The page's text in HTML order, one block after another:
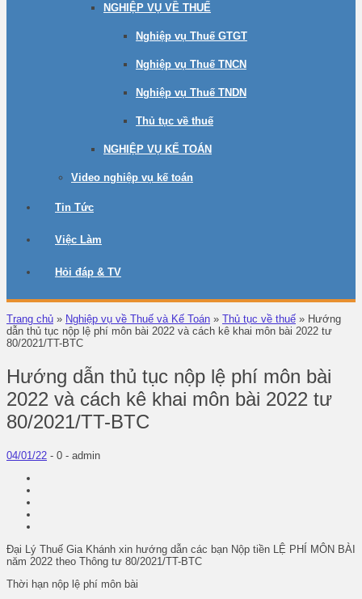
NGHIỆP VỤ VỀ THUẾ
Nghiệp vụ Thuế GTGT
Nghiệp vụ Thuế TNCN
Nghiệp vụ Thuế TNDN
Thủ tục về thuế
NGHIỆP VỤ KẾ TOÁN
Video nghiệp vụ kế toán
Tin Tức
Việc Làm
Hỏi đáp & TV
Trang chủ » Nghiệp vụ về Thuế và Kế Toán » Thủ tục về thuế » Hướng
dẫn thủ tục nộp lệ phí môn bài 2022 và cách kê khai môn bài 2022 tư
80/2021/TT-BTC
Hướng dẫn thủ tục nộp lệ phí môn bài
2022 và cách kê khai môn bài 2022 tư
80/2021/TT-BTC
04/01/22 - 0 - admin
Đại Lý Thuế Gia Khánh xin hướng dẫn các bạn Nộp tiền LỆ PHÍ MÔN BÀI
năm 2022 theo Thông tư 80/2021/TT-BTC
Thời hạn nộp lệ phí môn bài